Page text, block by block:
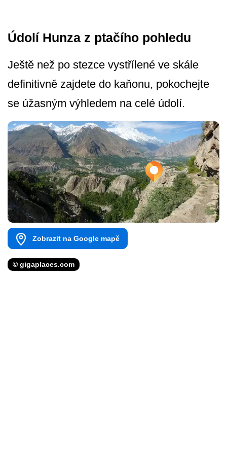
Údolí Hunza z ptačího pohledu
Ještě než po stezce vystřílené ve skále
definitivně zajdete do kaňonu, pokochejte
se úžasným výhledem na celé údolí.
Zobrazit na Google mapě
© gigaplaces.com